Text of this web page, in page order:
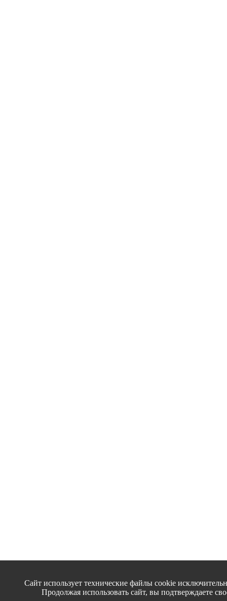
Сайт использует технические файлы cookie
Продолжая использовать сайт, вы подтверждаете